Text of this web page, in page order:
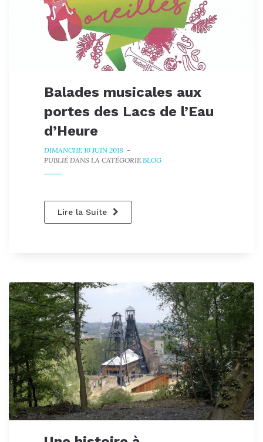
Balades musicales aux
portes des Lacs de l’Eau
d’Heure
DIMANCHE 10 JUIN 2018 -
PUBLIÉ DANS LA CATÉGORIE BLOG
Lire la Suite